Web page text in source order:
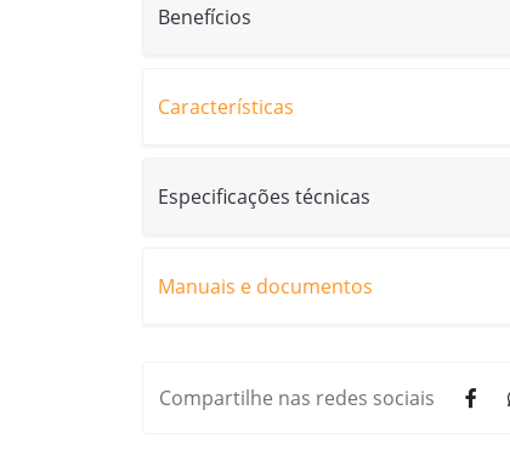
Benefícios
Características
Especificações técnicas
Manuais e documentos
Compartilhe nas redes sociais